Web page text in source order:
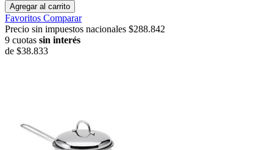
Agregar al carrito
Favoritos Comparar
Precio sin impuestos nacionales $288.842
9 cuotas sin interés
de $38.833